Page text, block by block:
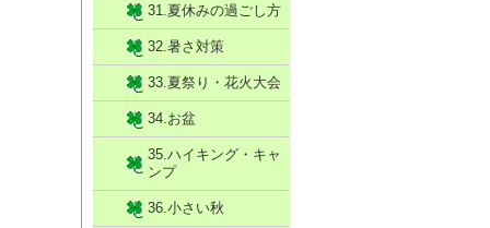
31.夏休みの過ごし方
32.暑さ対策
33.夏祭り・花火大会
34.お盆
35.ハイキング・キャ
ンプ
36.小さい秋